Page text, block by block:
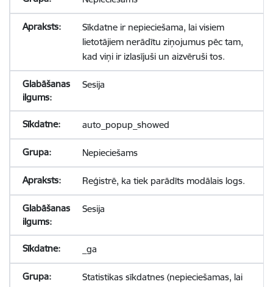
Sīkdatne ir nepieciešama, lai visiem
lietotājiem nerādītu ziņojumus pēc tam,
kad viņi ir izlasījuši un aizvēruši tos.
Sesija
auto_popup_showed
Nepieciešams
Reģistrē, ka tiek parādīts modālais logs.
Sesija
_ga
Statistikas sīkdatnes (nepieciešamas, lai